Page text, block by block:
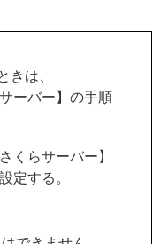
きは、
ーバー】の手順
くらサーバー】
定する。